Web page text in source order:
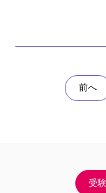
前へ
受